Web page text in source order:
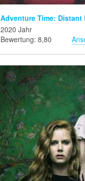
2020 Jahr
Bewertung: 8,80